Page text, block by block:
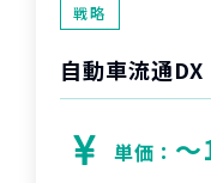
戦略
自動車流通
単価：